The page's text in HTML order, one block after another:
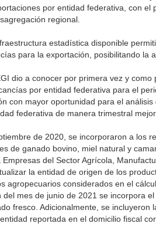
por entidad federativa, con
regional.
estadística disponible
para la exportación, posibilitando la
dio a conocer por primera vez y
por entidad federativa para el
con mayor oportunidad para el
federativa de manera trimestral
de 2020, se incorporaron a los
de ganado bovino, miel natural y
del Sector Agrícola,
la entidad de origen de los
agropecuarios considerados en el
del mes de junio de 2021 se incorpora
fresco. Adicionalmente, se
reportada en el domicilio fiscal